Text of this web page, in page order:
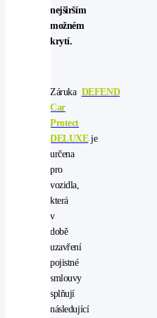
nejširším
možném
krytí.
Záruka DEFEND
Car
Protect
DELUXEje
určena
pro
vozidla,
která
v
době
uzavření
pojistné
smlouvy
splňují
následující